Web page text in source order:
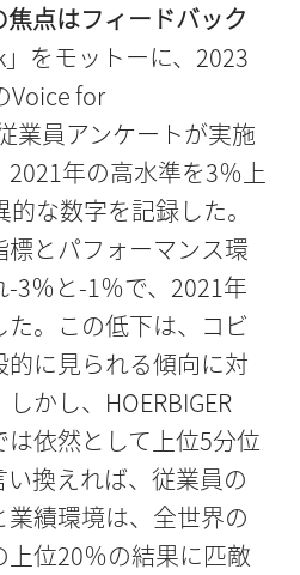
点はフィードバック
」をモットーに、2023
Voice for
業員アンケートが実施
年の高水準を3％上
な数字を記録した。
とパフォーマンス環
3％と-1％で、2021年
。この低下は、コビ
的に見られる傾向に対
かし、HOERBIGER
依然として上位5分位
換えれば、従業員の
績環境は、全世界の
位20％の結果に匹敵